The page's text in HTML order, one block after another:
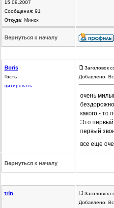
15.09.2007
Сообщения: 91
Откуда: Минск
Вернуться к началу
Boris
Гость
цитировать
Заголовок
Добавлено:
очень
какого - то
Это первый
первый
все еще
Вернуться к началу
trin
Заголовок
Добавлено: